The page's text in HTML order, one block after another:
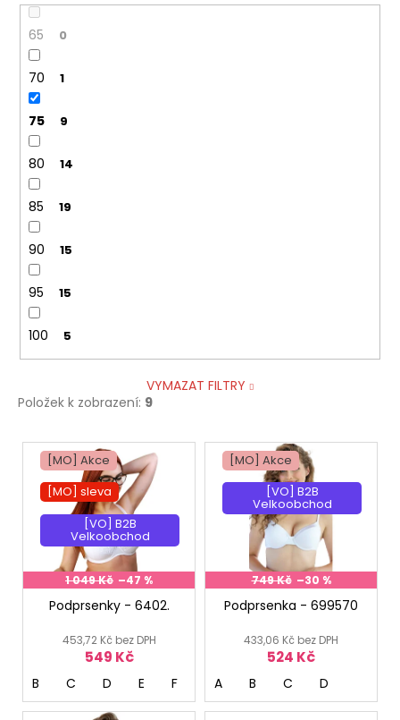
65 0
70 1
75 9
80 14
85 19
90 15
95 15
100 5
VYMAZAT FILTRY
Položek k zobrazení: 9
V
p
r
t
[MO] Akce
[MO] sleva
[VO] B2B
Velkoobchod
1 049 Kč –47 %
Podprsenky - 6402.
453,72 Kč bez DPH
549 Kč
B C D E F
[MO] Akce
[VO] B2B
Velkoobchod
749 Kč –30 %
Podprsenka - 699570
433,06 Kč bez DPH
524 Kč
A B C D